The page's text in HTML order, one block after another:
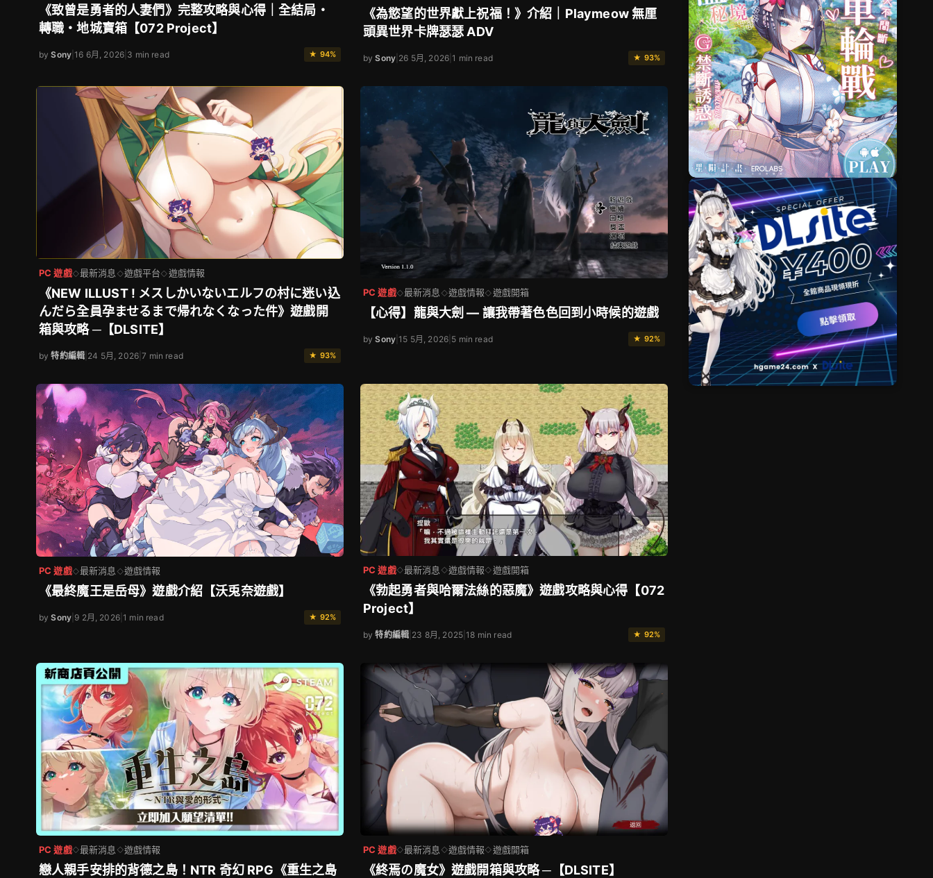
《致曾是勇者的人妻們》完整攻略與心得｜全結局・
轉職・地城寶箱【072 Project】
bySony |16 6月, 2026 3 min read ★ 94%
《為慾望的世界獻上祝福！》介紹｜Playmeow 無厘
頭異世界卡牌瑟瑟 ADV
bySony 26 5月, 2026 |1 min read ★ 93%
PC 遊戲◇最新消息 ◇遊戲平台◇遊戲情報
《NEW ILLUST ! メスしかいないエルフの村に迷い込
んだら全員孕ませるまで帰れなくなった件》遊戲開
箱與攻略 ─【DLSITE】
by特約編輯 24 5月, 2026 |7 min read ★ 93%
PC 遊戲◇最新消息 ◇遊戲情報◇遊戲開箱
【心得】龍與大劍 — 讓我帶著色色回到小時候的遊戲
bySony |15 5月, 2026 5 min read ★ 92%
PC 遊戲◇最新消息 ◇遊戲情報
《最終魔王是岳母》遊戲介紹【沃兎奈遊戲】
bySony 9 2月, 2026|1 min read ★ 92%
PC 遊戲◇最新消息 ◇遊戲情報◇遊戲開箱
《勃起勇者與哈爾法絲的惡魔》遊戲攻略與心得【072
Project】
by特約編輯 23 8月, 2025 |18 min read ★ 92%
PC 遊戲◇最新消息 ◇遊戲情報
戀人親手安排的背德之島！NTR 奇幻 RPG《重生之島
PC 遊戲◇最新消息 ◇遊戲情報◇遊戲開箱
《終焉の魔女》遊戲開箱與攻略 ─【DLSITE】